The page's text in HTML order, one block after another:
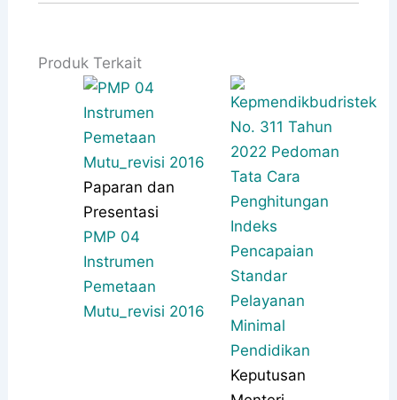
Produk Terkait
Paparan dan
Presentasi
PMP 04
Instrumen
Pemetaan
Mutu_revisi 2016
Keputusan